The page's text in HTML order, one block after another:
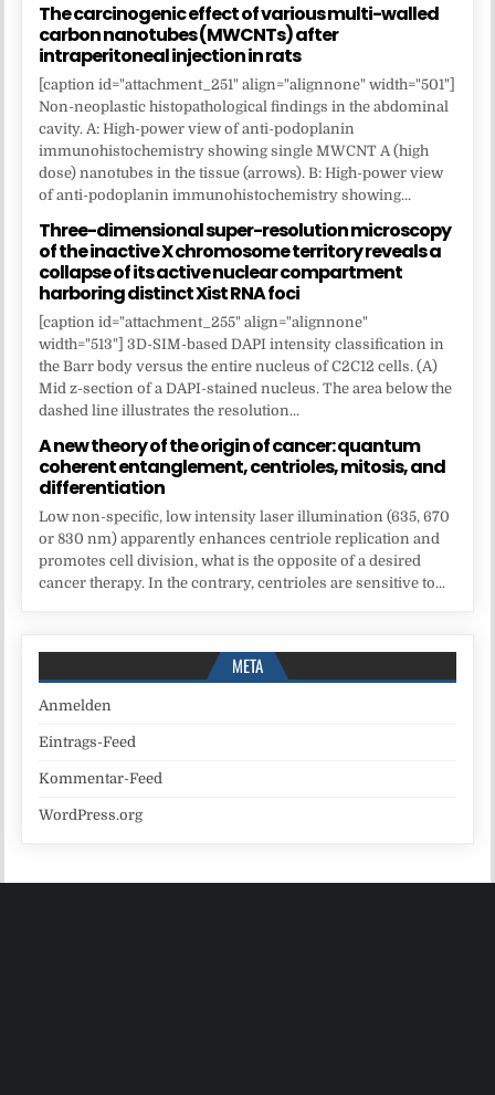
The carcinogenic effect of various multi-walled
carbon nanotubes (MWCNTs) after
intraperitoneal injection in rats
[caption id="attachment_251" align="alignnone" width="501"]
Non-neoplastic histopathological findings in the abdominal
cavity. A: High-power view of anti-podoplanin
immunohistochemistry showing single MWCNT A (high
dose) nanotubes in the tissue (arrows). B: High-power view
of anti-podoplanin immunohistochemistry showing...
Three-dimensional super-resolution microscopy
of the inactive X chromosome territory reveals a
collapse of its active nuclear compartment
harboring distinct Xist RNA foci
[caption id="attachment_255" align="alignnone"
width="513"] 3D-SIM-based DAPI intensity classification in
the Barr body versus the entire nucleus of C2C12 cells. (A)
Mid z-section of a DAPI-stained nucleus. The area below the
dashed line illustrates the resolution...
A new theory of the origin of cancer: quantum
coherent entanglement, centrioles, mitosis, and
differentiation
Low non-specific, low intensity laser illumination (635, 670
or 830 nm) apparently enhances centriole replication and
promotes cell division, what is the opposite of a desired
cancer therapy. In the contrary, centrioles are sensitive to...
META
Anmelden
Eintrags-Feed
Kommentar-Feed
WordPress.org